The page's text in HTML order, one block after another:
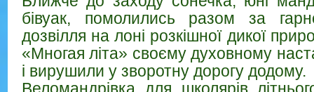
бівуак, помолились разом за
дозвілля на лоні розкішної дикої
«Многая літа» своєму духовному
і вирушили у зворотну дорогу додому.